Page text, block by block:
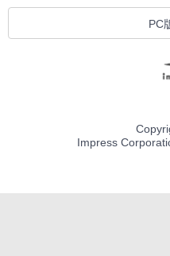
PC
Impress